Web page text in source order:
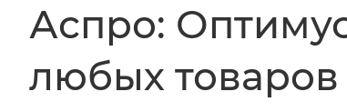
Аспро:
любых товаров